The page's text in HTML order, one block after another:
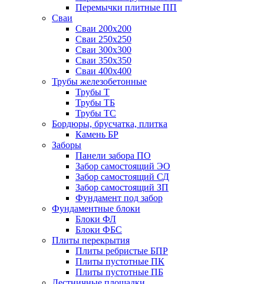
Перемычки плитные ПП
Сваи
Сваи 200х200
Сваи 250х250
Сваи 300х300
Сваи 350х350
Сваи 400х400
Трубы железобетонные
Трубы Т
Трубы ТБ
Трубы ТС
Бордюры, брусчатка, плитка
Камень БР
Заборы
Панели забора ПО
Забор самостоящий ЭО
Забор самостоящий СД
Забор самостоящий ЗП
Фyндамент под забор
Фундаментные блоки
Блоки ФЛ
Блоки ФБС
Плиты перекрытия
Плиты ребристые БПР
Плиты пустотные ПК
Плиты пустотные ПБ